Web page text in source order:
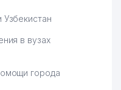
в вузах
города